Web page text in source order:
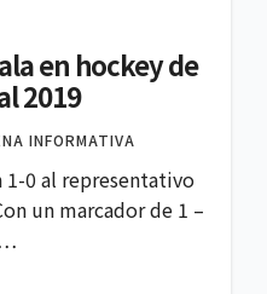
en hockey de
2019
INFORMATIVA
1-0 al representativo
un marcador de 1 –